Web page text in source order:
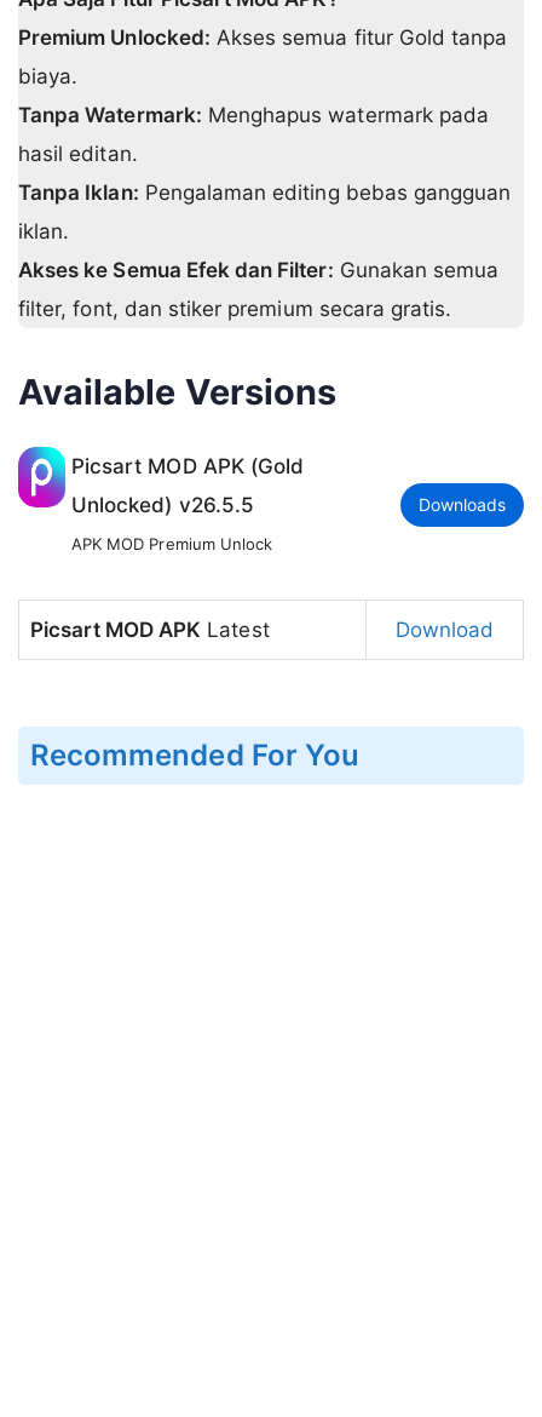
Premium Unlocked: Akses semua fitur Gold tanpa
biaya.
Tanpa Watermark: Menghapus watermark pada
hasil editan.
Tanpa Iklan: Pengalaman editing bebas gangguan
iklan.
Akses ke Semua Efek dan Filter: Gunakan semua
filter, font, dan stiker premium secara gratis.
Available Versions
Picsart MOD APK (Gold
Unlocked) v26.5.5
APK MOD Premium Unlock
Downloads
Picsart MOD APK Latest Download
Recommended For You